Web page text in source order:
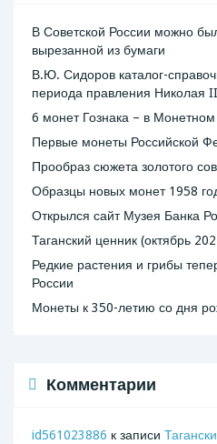
В Советской России можно
вырезанной из бумаги
В.Ю. Сидоров каталог-
периода правления Николая
6 монет Гознака – в Монетном
Первые монеты Российской
Прообраз сюжета золотого
Образцы новых монет 1958
Открылся сайт Музея Банка
Таганский ценник (октябрь
Редкие растения и грибы
России
Монеты к 350-летию со дня
Комментарии
id561023886 к записи